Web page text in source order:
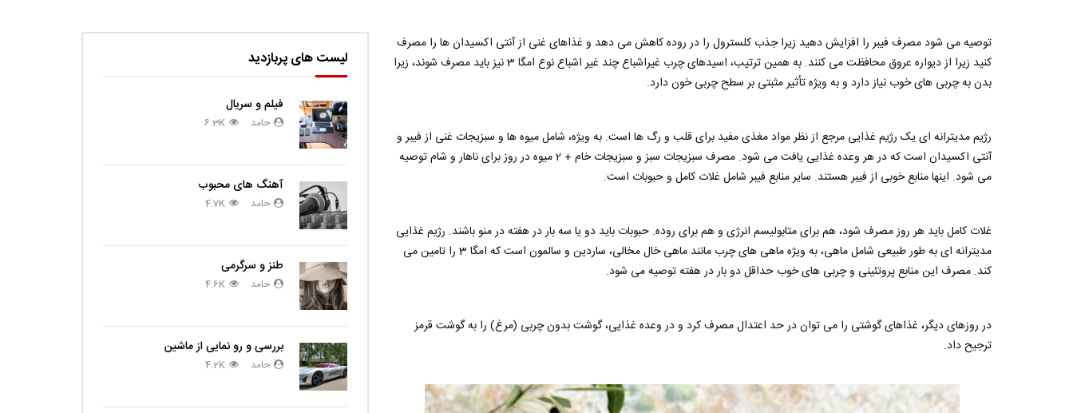
توصیه می شود مصرف فیبر را افزایش دهید زیرا جذب کلسترول را در روده کاهش می دهد و غذاهای غنی از آنتی اکسیدان ها را مصرف
کنید زیرا از دیواره عروق محافظت می کنند. به همین ترتیب، اسیدهای چرب غیراشباع چند غیر اشباع نوع امگا 3 نیز باید مصرف شوند، زیرا
بدن به چربی های خوب نیاز دارد و به ویژه تأثیر مثبتی بر سطح چربی خون دارد.
رژیم مدیترانه ای یک رژیم غذایی مرجع از نظر مواد مغذی مفید برای قلب و رگ ها است. به ویژه، شامل میوه ها و سبزیجات غنی از فیبر و
آنتی اکسیدان است که در هر وعده غذایی یافت می شود. مصرف سبزیجات سبز و سبزیجات خام + 2 میوه در روز برای ناهار و شام توصیه
می شود. اینها منابع خوبی از فیبر هستند. سایر منابع فیبر شامل غلات کامل و حبوبات است.
غلات کامل باید هر روز مصرف شود، هم برای متابولیسم انرژی و هم برای روده. حبوبات باید دو یا سه بار در هفته در منو باشند. رژیم غذایی
مدیترانه ای به طور طبیعی شامل ماهی، به ویژه ماهی های چرب مانند ماهی خال مخالی، ساردین و سالمون است که امگا 3 را تامین می
کند. مصرف این منابع پروتئینی و چربی های خوب حداقل دو بار در هفته توصیه می شود.
در روزهای دیگر، غذاهای گوشتی را می توان در حد اعتدال مصرف کرد و در وعده غذایی، گوشت بدون چربی (مرغ) را به گوشت قرمز
ترجیح داد.
لیست های پربازدید
فیلم و سریال
حامد 6.3K
آهنگ های محبوب
حامد 4.7K
طنز و سرگرمی
حامد 4.6K
بررسی و رو نمایی از ماشین
حامد 4.2K